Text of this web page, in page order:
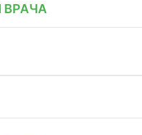
ВРАЧА